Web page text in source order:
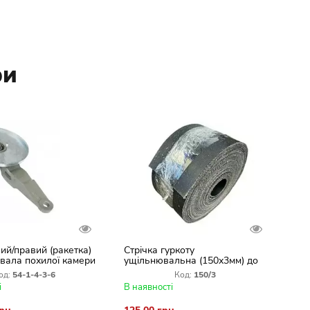
правий (ракетка)
похилої камери
54-1-4-3-6
Стрічка гуркоту
ущільнювальна (150х3мм) до
комбайна СК-5 Нива,
ДОН-150, Єнісей, Полісся,
Акрос
Код: 150/3
В наявності